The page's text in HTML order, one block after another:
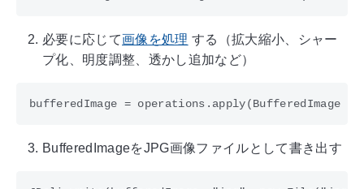
必要に応じて画像を処理 する（拡大縮小、シャー
プ化、明度調整、透かし追加など）
BufferedImageをJPG画像ファイルとして書き出す